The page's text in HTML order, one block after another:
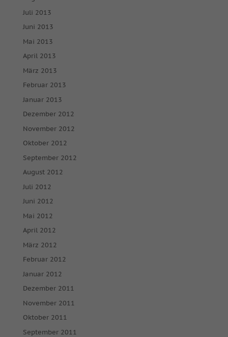
Juli 2013
Juni 2013
Mai 2013
April 2013
März 2013
Februar 2013
Januar 2013
Dezember 2012
November 2012
Oktober 2012
September 2012
August 2012
Juli 2012
Juni 2012
Mai 2012
April 2012
März 2012
Februar 2012
Januar 2012
Dezember 2011
November 2011
Oktober 2011
September 2011
powered by Borlabs Cookie